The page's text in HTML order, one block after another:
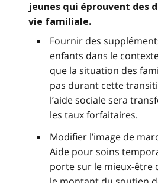
jeunes qui éprouvent des
vie familiale.
Fournir des
enfants dans le
que la situation des
pas durant cette
l’aide sociale sera
les taux forfaitaires.
Modifier l’image de
Aide pour soins
porte sur le mieux-être